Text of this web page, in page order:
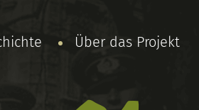
Über das Projekt